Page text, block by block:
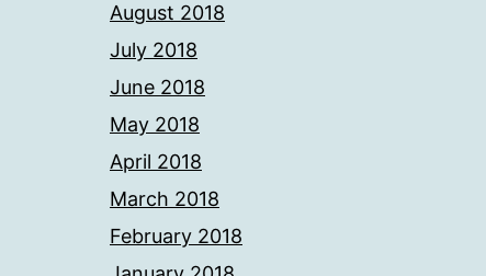
August 2018
July 2018
June 2018
May 2018
April 2018
March 2018
February 2018